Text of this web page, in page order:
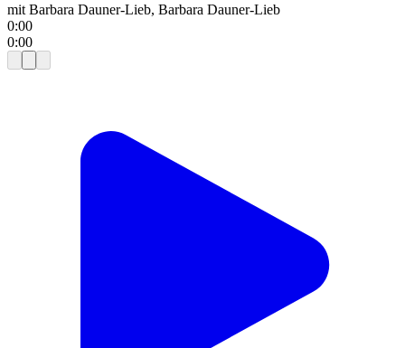
mit Barbara Dauner-Lieb, Barbara Dauner-Lieb
0:00
0:00